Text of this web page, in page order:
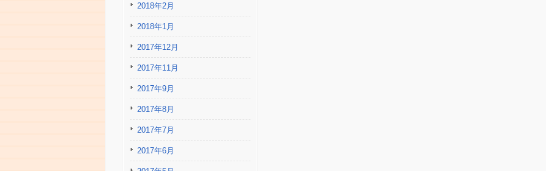
2018年2月
2018年1月
2017年12月
2017年11月
2017年9月
2017年8月
2017年7月
2017年6月